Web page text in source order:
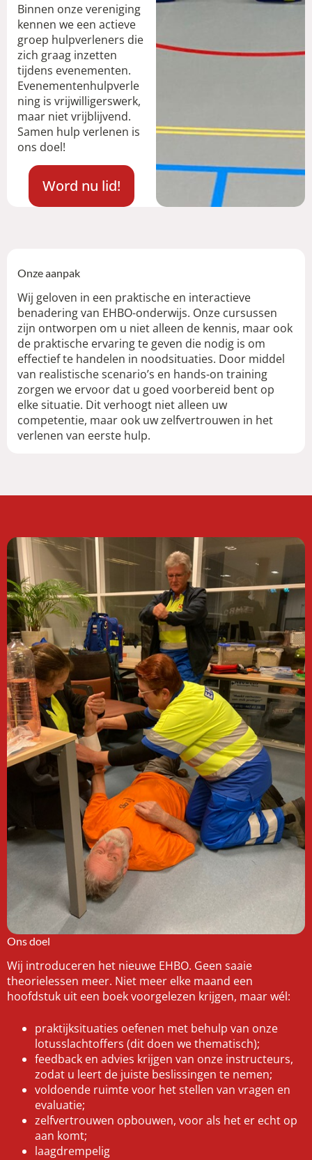
Binnen onze vereniging
kennen we een actieve
groep hulpverleners die
zich graag inzetten
tijdens evenementen.
Evenementenhulpverle
ning is vrijwilligerswerk,
maar niet vrijblijvend.
Samen hulp verlenen is
ons doel!
Word nu lid!
Onze aanpak
Wij geloven in een praktische en interactieve
benadering van EHBO-onderwijs. Onze cursussen
zijn ontworpen om u niet alleen de kennis, maar ook
de praktische ervaring te geven die nodig is om
effectief te handelen in noodsituaties. Door middel
van realistische scenario’s en hands-on training
zorgen we ervoor dat u goed voorbereid bent op
elke situatie. Dit verhoogt niet alleen uw
competentie, maar ook uw zelfvertrouwen in het
verlenen van eerste hulp.
Ons doel
Wij introduceren het nieuwe EHBO. Geen saaie
theorielessen meer. Niet meer elke maand een
hoofdstuk uit een boek voorgelezen krijgen, maar wél:
praktijksituaties oefenen met behulp van onze
lotusslachtoffers (dit doen we thematisch);
feedback en advies krijgen van onze instructeurs,
zodat u leert de juiste beslissingen te nemen;
voldoende ruimte voor het stellen van vragen en
evaluatie;
zelfvertrouwen opbouwen, voor als het er echt op
aan komt;
laagdrempelig